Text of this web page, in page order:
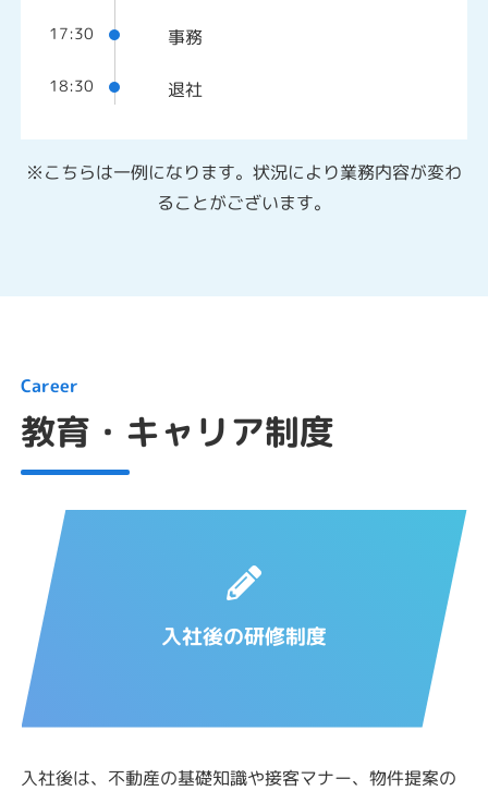
17:30 事務
18:30 退社
※こちらは一例になります。状況により業務内容が変わ
ることがございます。
Career
教育・キャリア制度
入社後の研修制度
入社後は、不動産の基礎知識や接客マナー、物件提案の